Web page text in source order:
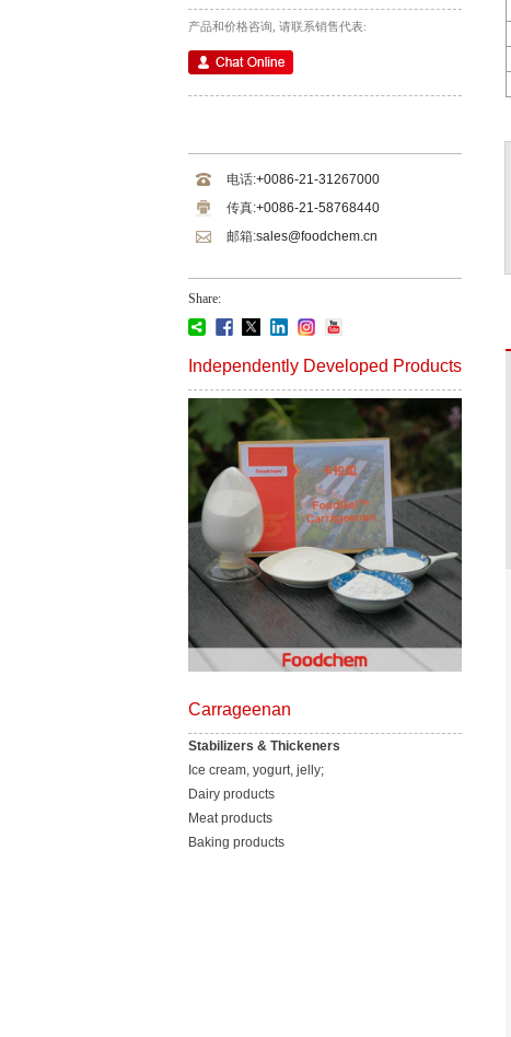
产品和价格咨询, 请联系销售代表:
电话:+0086-21-31267000
传真:+0086-21-58768440
邮箱:sales@foodchem.cn
Share:
Independently Developed Products
Carrageenan
Stabilizers & Thickeners
Ice cream, yogurt, jelly;
Dairy products
Meat products
Baking products